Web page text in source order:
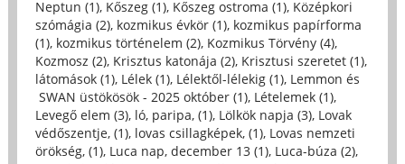
Neptun (1), Kőszeg (1), Kőszeg ostroma (1), Középkori
szómágia (2), kozmikus évkör (1), kozmikus papírforma
(1), kozmikus történelem (2), Kozmikus Törvény (4),
Kozmosz (2), Krisztus katonája (2), Krisztusi szeretet (1),
látomások (1), Lélek (1), Lélektől-lélekig (1), Lemmon és
SWAN üstökösök - 2025 október (1), Lételemek (1),
Levegő elem (3), ló, paripa, (1), Lölkök napja (3), Lovak
védőszentje, (1), lovas csillagképek, (1), Lovas nemzeti
örökség, (1), Luca nap, december 13 (1), Luca-búza (2),